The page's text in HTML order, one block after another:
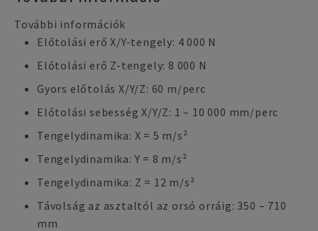
További információk
Előtolási erő X/Y-tengely: 4 000 N
Előtolási erő Z-tengely: 8 000 N
Gyors előtolás X/Y/Z: 60 m/perc
Előtolási sebesség X/Y/Z: 1 – 10 000 mm/perc
Tengelydinamika: X = 5 m/s²
Tengelydinamika: Y = 8 m/s²
Tengelydinamika: Z = 12 m/s²
Távolság az asztaltól az orsó orráig: 350 – 710
mm